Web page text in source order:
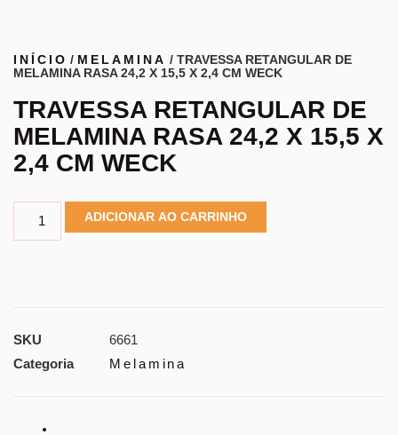
INÍCIO / MELAMINA / TRAVESSA RETANGULAR DE
MELAMINA RASA 24,2 X 15,5 X 2,4 CM WECK
TRAVESSA RETANGULAR DE
MELAMINA RASA 24,2 X 15,5 X
2,4 CM WECK
ADICIONAR AO CARRINHO
SKU
6661
Categoria
Melamina